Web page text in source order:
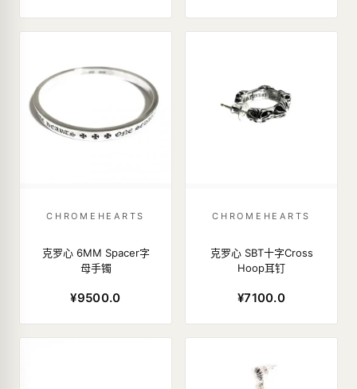
CHROMEHEARTS
克罗心 6MM Spacer字
母手镯
¥9500.0
CHROMEHEARTS
克罗心 SBT十字Cross
Hoop耳钉
¥7100.0